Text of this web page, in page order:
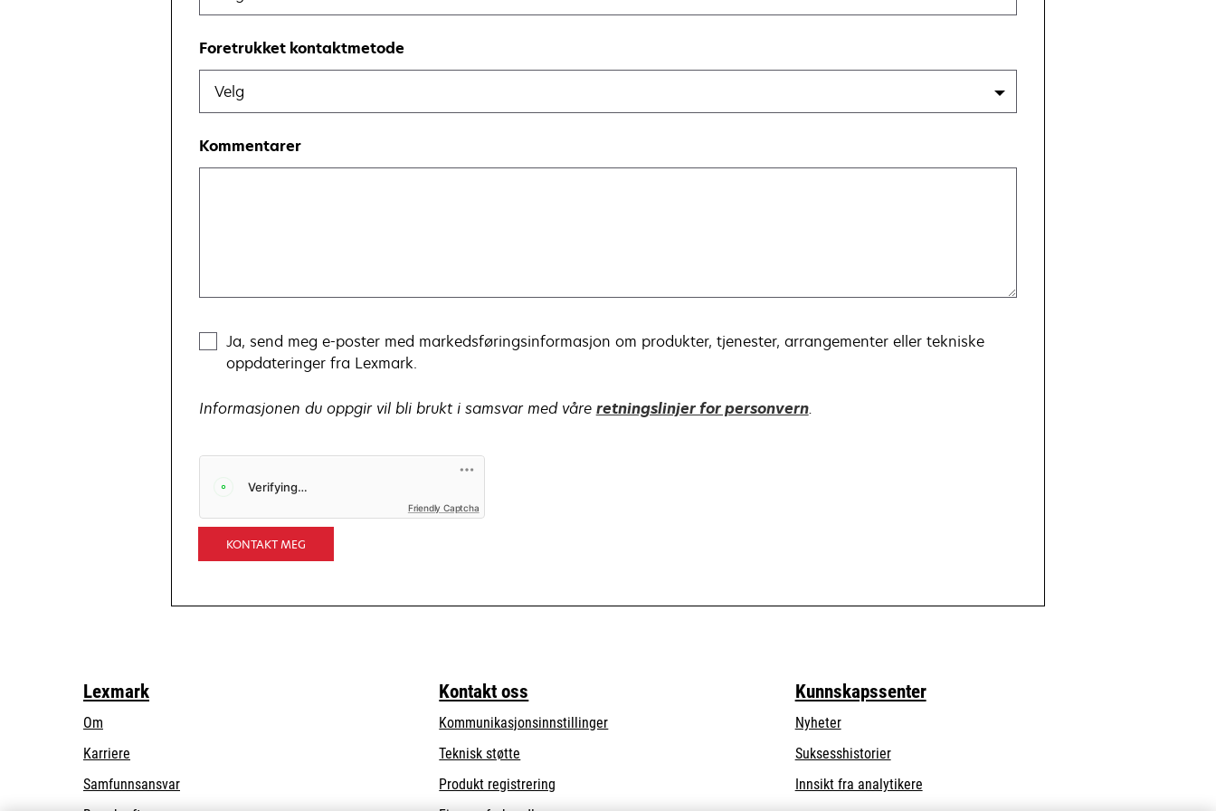
Foretrukket kontaktmetode
Velg
Kommentarer
Ja, send meg e-poster med markedsføringsinformasjon om produkter, tjenester, arrangementer eller tekniske
oppdateringer fra Lexmark.
Informasjonen du oppgir vil bli brukt i samsvar med våre retningslinjer for personvern.
Friendly Captchain
a
KONTAKT MEG
Lexmark
Om
Karriere
Samfunnsansvaropens
Kontakt oss
Kommunikasjonsinnstillinger
Teknisk støtte
a
Produkt registrering
Kunnskapssenter
Nyheter
Suksesshistorier
Innsikt fra analytikere